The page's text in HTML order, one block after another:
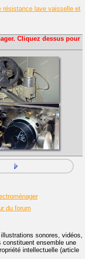
résistance lave vaisselle et
Cliquez dessus pour
du forum
sonores, vidéos,
ensemble une
intellectuelle (article